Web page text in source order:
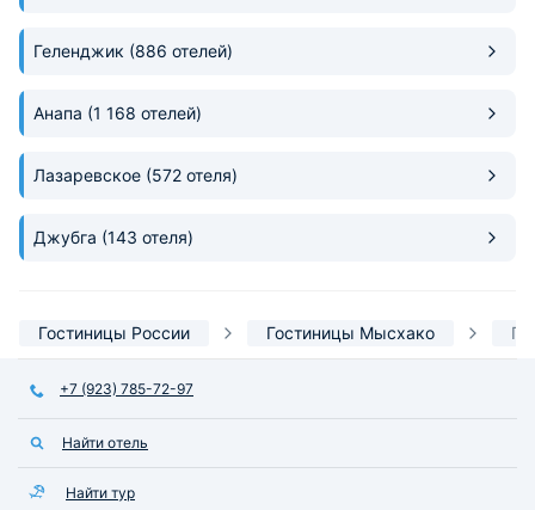
Геленджик (886 отелей)
Анапа (1 168 отелей)
Лазаревское (572 отеля)
Джубга (143 отеля)
Гостиницы России Гостиницы Мысхако
+7 (923) 785-72-97
Найти отель
Найти тур